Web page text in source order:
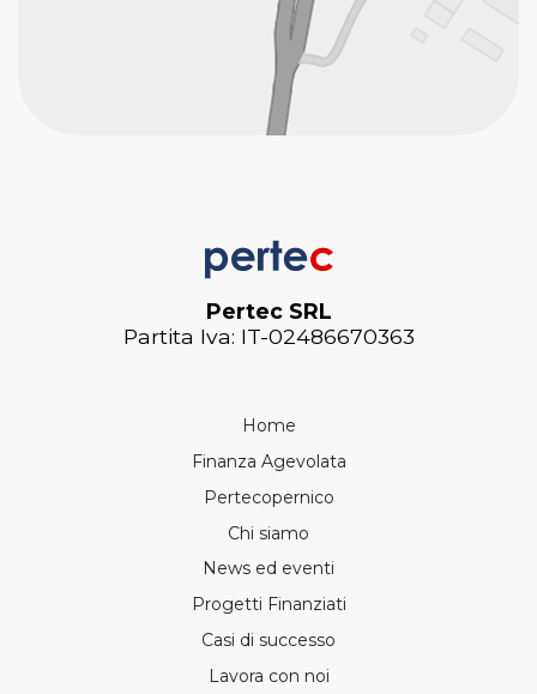
Pertec SRL
Partita Iva: IT-02486670363
Home
Finanza Agevolata
Pertecopernico
Chi siamo
News ed eventi
Progetti Finanziati
Casi di successo
Lavora con noi